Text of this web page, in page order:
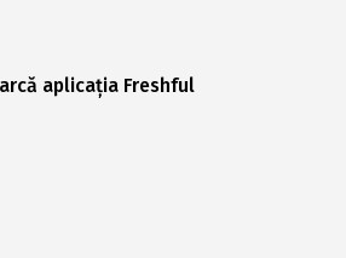
aplicația Freshful